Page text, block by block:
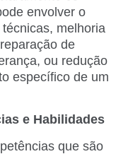
envolver o
melhoria
de
ou redução
específico de um
e Habilidades
que são